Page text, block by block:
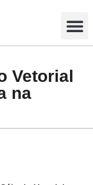
Vetorial
na